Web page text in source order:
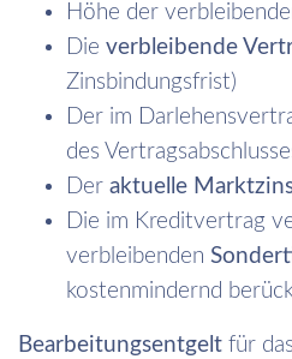
Höhe der
Die verbleibende
Zinsbindungsfrist)
Der im
des
Der aktuelle
Die im Kreditvertrag
verbleibenden
kostenmindernd
Bearbeitungsentgeltfür